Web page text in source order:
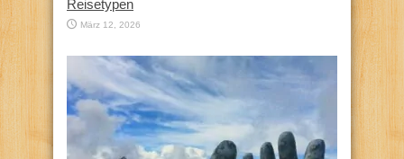
Reisetypen
März 12, 2026